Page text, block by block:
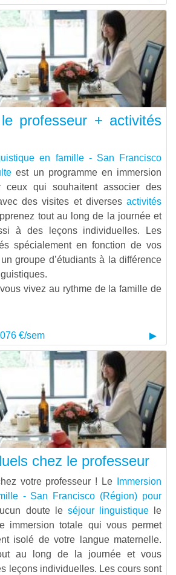
professeur + activités
en famille - San Francisco
est un programme en immersion
ceux qui souhaitent associer des
des visites et diverses activités
tout au long de la journée et
à des leçons individuelles. Les
spécialement en fonction de vos
groupe d’étudiants à la différence
vivez au rythme de la famille de
€/sem
chez le professeur
votre professeur ! Le
Immersion
- San Francisco (Région) pour
doute le séjour linguistiquele
immersion totale qui vous permet
isolé de votre langue maternelle.
au long de la journée et vous
leçons individuelles. Les cours sont